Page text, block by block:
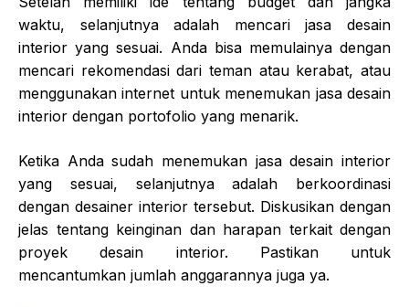
waktu, selanjutnya adalah mencari jasa desain
interior yang sesuai. Anda bisa memulainya dengan
mencari rekomendasi dari teman atau kerabat, atau
menggunakan internet untuk menemukan jasa desain
interior dengan portofolio yang menarik.
Ketika Anda sudah menemukan jasa desain interior
yang sesuai, selanjutnya adalah berkoordinasi
dengan desainer interior tersebut. Diskusikan dengan
jelas tentang keinginan dan harapan terkait dengan
proyek desain interior. Pastikan untuk
mencantumkan jumlah anggarannya juga ya.